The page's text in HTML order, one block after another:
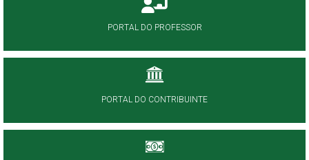
PORTAL DO PROFESSOR
PORTAL DO CONTRIBUINTE